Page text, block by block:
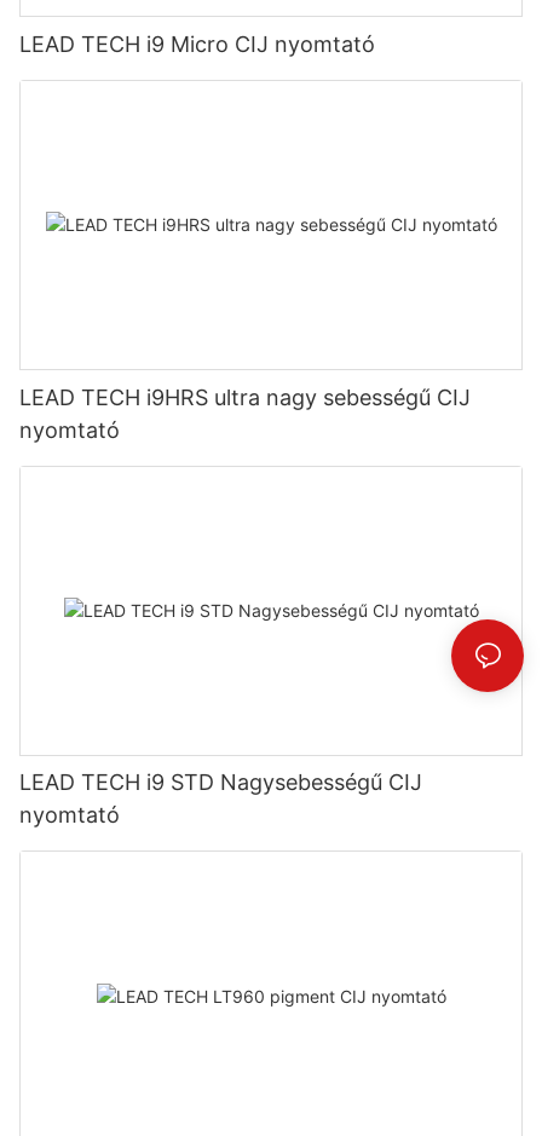
LEAD TECH i9 Micro CIJ nyomtató
LEAD TECH i9HRS ultra nagy sebességű CIJ
nyomtató
LEAD TECH i9 STD Nagysebességű CIJ
nyomtató